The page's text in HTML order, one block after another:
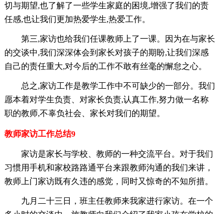
切与期望,也了解了一些学生家庭的困境,增强了我们的责
任感,也让我们更加热爱学生,热爱工作。
第三,家访也给我们任课教师上了一课。因为在与家长
的交谈中,我们深深体会到家长对孩子的期盼,让我们深感
自己的责任重大,对今后的工作不敢有丝毫的懈怠之心。
总之,家访工作是教学工作中不可缺少的一部分。我们
愿本着对学生负责、对家长负责,认真工作,努力做一名称
职的教师,不辜负社会、家长对我们的期望。
教师家访工作总结9
家访是家长与学校、教师的一种交流平台。对于我们
习惯用手机和家校路路通平台来跟教师沟通的我们来讲，
教师上门家访既有久违的感觉，同时又惊奇的不知所措。
九月二十三日，班主任教师来我家进行家访。在一个